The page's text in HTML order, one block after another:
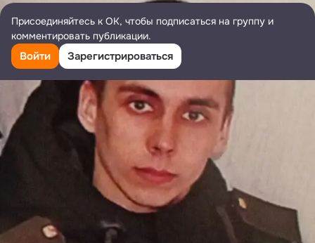
Присоединяйтесь к ОК, чтобы подписаться на группу и
комментировать публикации.
Войти Зарегистрироваться